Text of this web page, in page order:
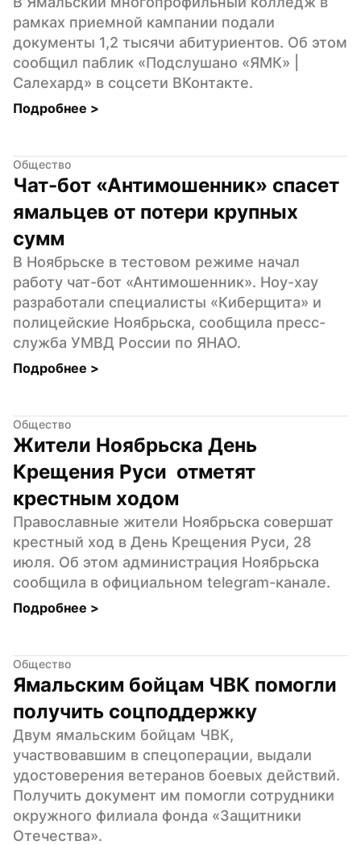
рамках приемной кампании подали
документы 1,2 тысячи абитуриентов. Об этом
сообщил паблик «Подслушано «ЯМК» |
Салехард» в соцсети ВКонтакте.
Подробнее >
Общество
Чат-бот «Антимошенник» спасет
ямальцев от потери крупных
сумм
В Ноябрьске в тестовом режиме начал
работу чат-бот «Антимошенник». Ноу-хау
разработали специалисты «Киберщита» и
полицейские Ноябрьска, сообщила пресс-
служба УМВД России по ЯНАО.
Подробнее >
Общество
Жители Ноябрьска День
Крещения Руси  отметят
крестным ходом
Православные жители Ноябрьска совершат
крестный ход в День Крещения Руси, 28
июля. Об этом администрация Ноябрьска
сообщила в официальном telegram-канале.
Подробнее >
Общество
Ямальским бойцам ЧВК помогли
получить соцподдержку
Двум ямальским бойцам ЧВК,
участвовавшим в спецоперации, выдали
удостоверения ветеранов боевых действий.
Получить документ им помогли сотрудники
окружного филиала фонда «Защитники
Отечества».